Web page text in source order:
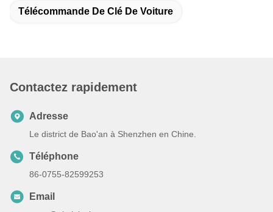
Télécommande De Clé De Voiture
Contactez rapidement
Adresse
Le district de Bao'an à Shenzhen en Chine.
Téléphone
86-0755-82599253
Email